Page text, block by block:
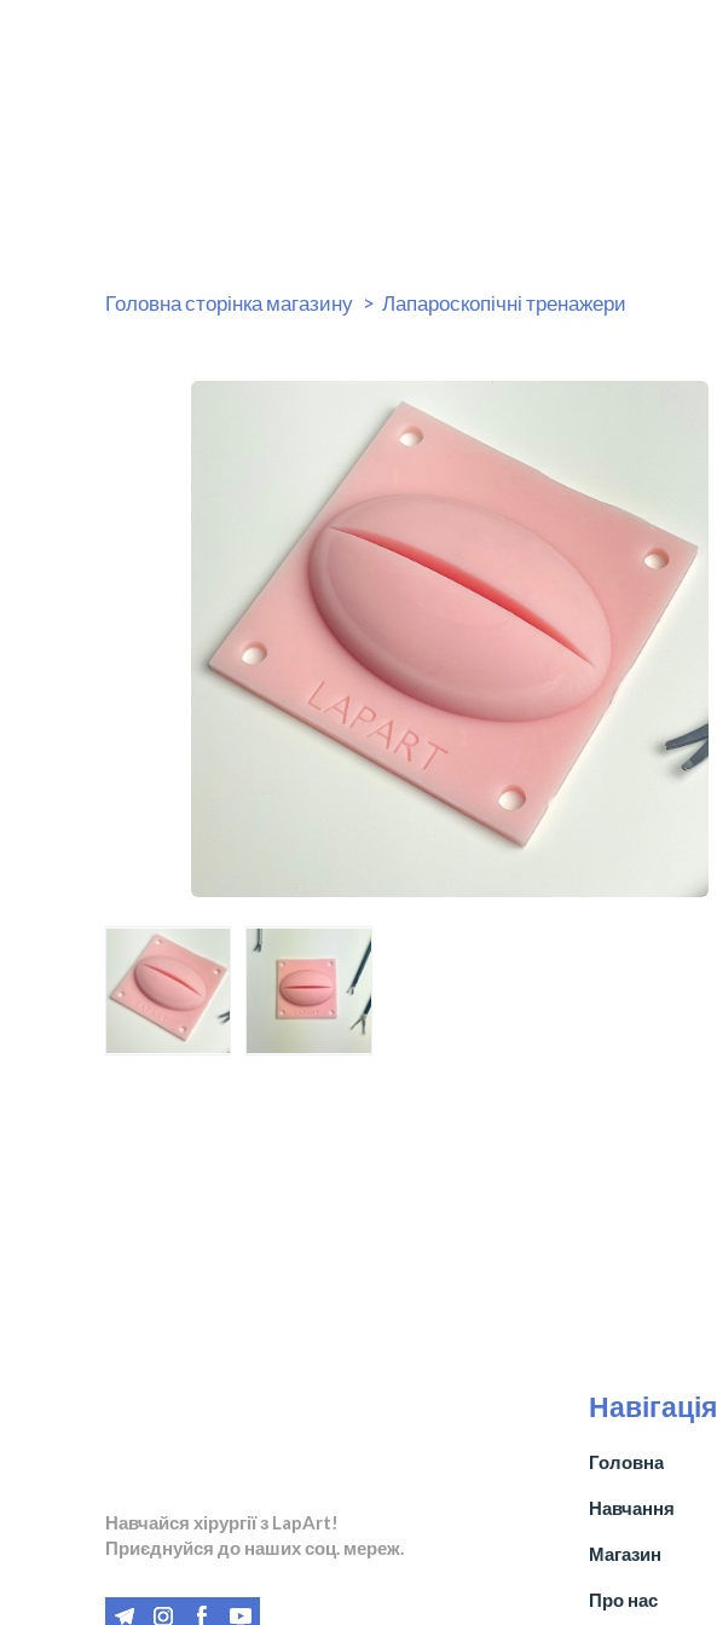
Головна сторінка магазину Лапароскопічні тренажери
Навчайся хірургії з LapArt!
Приєднуйся до наших соц. мереж.
Навігація
Головна
Навчання
Магазин
Про нас